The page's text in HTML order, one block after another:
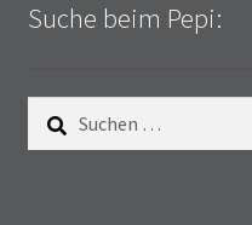
Suche beim Pepi:
nach: